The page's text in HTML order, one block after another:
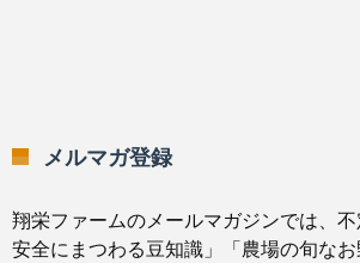
メルマガ登録
翔栄ファームのメールマガジンでは、
安全にまつわる豆知識」「農場の旬な